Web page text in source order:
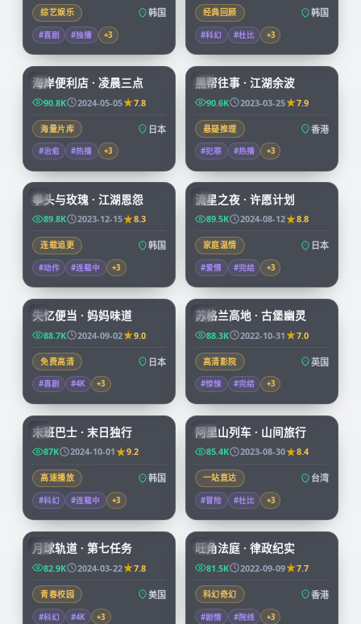
综艺娱乐 韩国
#喜剧 #独播 +3
经典回顾 韩国
#科幻 #杜比 +3
JP
52:28
海岸便利店 · 凌晨三点
90.8K 2024-05-05 7.8
海量片库 日本
#治愈 #热播 +3
HK
99:41
黑帮往事 · 江湖余波
90.6K 2023-03-25 7.9
悬疑推理 香港
#犯罪 #热播 +3
KR
拳头与玫瑰 · 江湖恩怨
89.8K 2023-12-15 8.3
连载追更 韩国
#动作 #连载中 +3
JP
流星之夜 · 许愿计划
89.5K 2024-08-12 8.8
家庭温情 日本
#爱情 #完结 +3
JP
59:19
失忆便当 · 妈妈味道
88.7K 2024-09-02 9.0
免费高清 日本
#喜剧 #4K +3
CN
99:39
苏格兰高地 · 古堡幽灵
88.3K 2022-10-31 7.0
高清影院 英国
#惊悚 #完结 +3
KR
末班巴士 · 末日独行
87K 2024-10-01 9.2
高速播放 韩国
#科幻 #连载中 +3
TW
阿里山列车 · 山间旅行
85.4K 2023-08-30 8.4
一站直达 台湾
#冒险 #杜比 +3
CN
99:57
月球轨道 · 第七任务
82.9K 2024-03-22 7.8
青春校园 美国
#科幻 #4K +3
HK
45:15
旺角法庭 · 律政纪实
81.5K 2022-09-09 7.7
科幻奇幻 香港
#剧情 #院线 +3